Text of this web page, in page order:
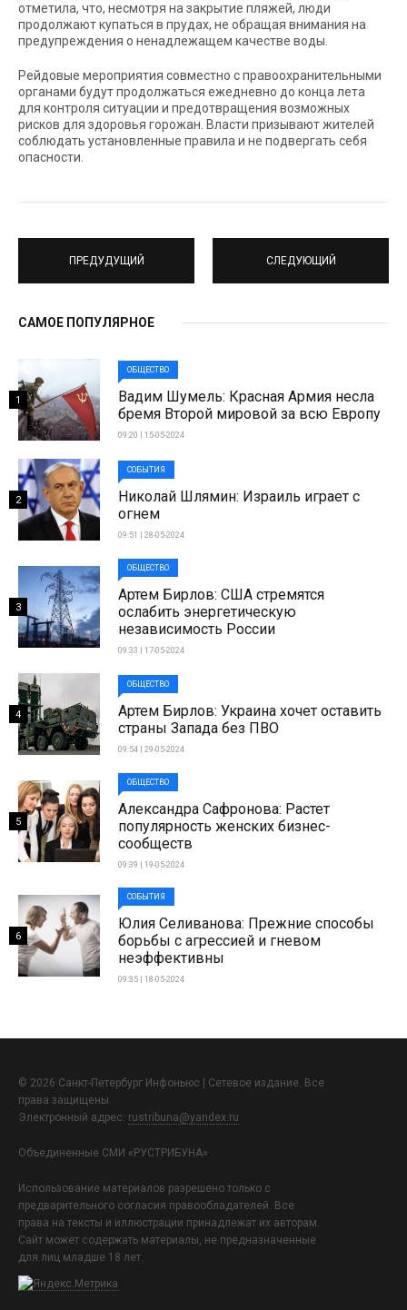
отметила, что, несмотря на закрытие пляжей, люди
продолжают купаться в прудах, не обращая внимания на
предупреждения о ненадлежащем качестве воды.
Рейдовые мероприятия совместно с правоохранительными
органами будут продолжаться ежедневно до конца лета
для контроля ситуации и предотвращения возможных
рисков для здоровья горожан. Власти призывают жителей
соблюдать установленные правила и не подвергать себя
опасности.
ПРЕДУДУЩИЙ СЛЕДУЮЩИЙ
САМОЕ ПОПУЛЯРНОЕ
ОБЩЕСТВО
Вадим Шумель: Красная Армия несла
бремя Второй мировой за всю Европу
09:20 | 15-05-2024
1
СОБЫТИЯ
Николай Шлямин: Израиль играет с
огнем
09:51 | 28-05-2024
2
ОБЩЕСТВО
Артем Бирлов: США стремятся
ослабить энергетическую
независимость России
09:33 | 17-05-2024
3
ОБЩЕСТВО
Артем Бирлов: Украина хочет оставить
страны Запада без ПВО
09:54 | 29-05-2024
4
ОБЩЕСТВО
Александра Сафронова: Растет
популярность женских бизнес-
сообществ
09:39 | 19-05-2024
5
СОБЫТИЯ
Юлия Селиванова: Прежние способы
борьбы с агрессией и гневом
неэффективны
09:35 | 18-05-2024
6
© 2026 Санкт-Петербург Инфоньюс | Сетевое издание. Все
права защищены.
Электронный адрес: rustribuna@yandex.ru
Объединенные СМИ «РУСТРИБУНА»
Использование материалов разрешено только с
предварительного согласия правообладателей. Все
права на тексты и иллюстрации принадлежат их авторам.
Сайт может содержать материалы, не предназначенные
для лиц младше 18 лет.